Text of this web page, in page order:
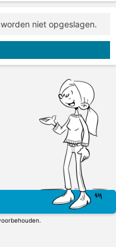
niet opgeslagen.